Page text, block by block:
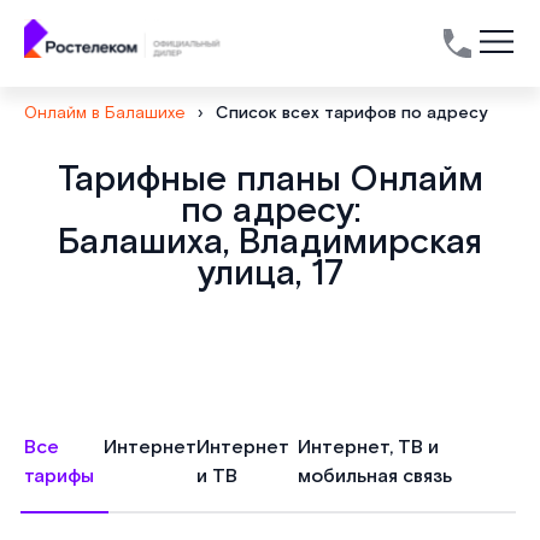
Онлайм в Балашихе › Список всех тарифов по адресу
Тарифные планы Онлайм
по адресу:
Балашиха, Владимирская
улица, 17
Все
тарифы
ИнтернетИнтернет
и ТВ
Интернет, ТВ и
мобильная связь